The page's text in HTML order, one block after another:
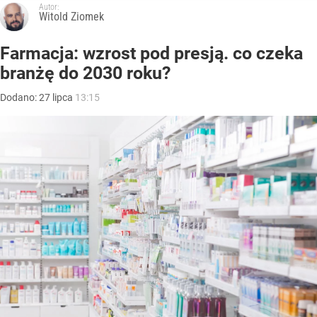
Autor:
Witold Ziomek
Farmacja: wzrost pod presją. co czeka
branżę do 2030 roku?
Dodano:27 lipca 13:15